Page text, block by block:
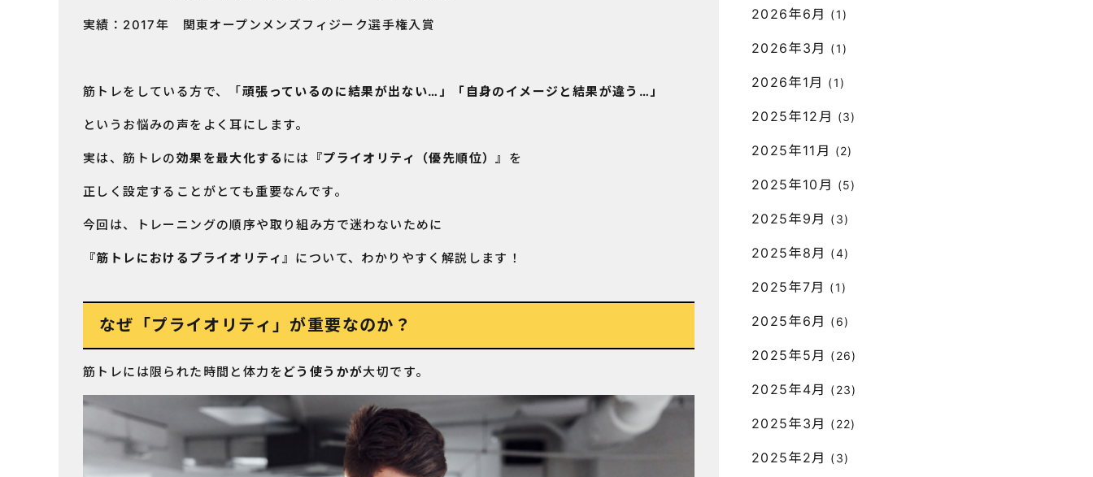
実績：2017年 関東オープンメンズフィジーク選手権入賞
筋トレをしている方で、「頑張っているのに結果が出ない…」「自身のイメージと結果が違う…」
というお悩みの声をよく耳にします。
実は、筋トレの効果を最大化する には 『プライオリティ（優先順位）』 を
正しく設定することがとても重要なんです。
今回は、トレーニングの順序や取り組み方で迷わないために
『筋トレにおけるプライオリティ』 について、わかりやすく解説します！
なぜ「プライオリティ」が重要なのか？
筋トレには限られた時間と体力を どう使うかが大切です。
2026年6月 (1)
2026年3月 (1)
2026年1月 (1)
2025年12月 (3)
2025年11月 (2)
2025年10月 (5)
2025年9月 (3)
2025年8月 (4)
2025年7月 (1)
2025年6月 (6)
2025年5月 (26)
2025年4月 (23)
2025年3月 (22)
2025年2月 (3)